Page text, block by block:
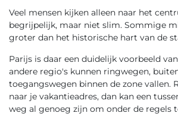
Veel mensen kijken alleen naar het
begrijpelijk, maar niet slim. Sommige
groter dan het historische hart van de
Parijs is daar een duidelijk voorbeeld
andere regio's kunnen ringwegen,
toegangswegen binnen de zone vallen.
naar je vakantieadres, dan kan een
weg al genoeg zijn om onder de regels